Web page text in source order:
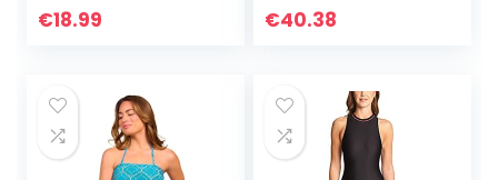
€18.99
badmode,
(neopreenvrij)
€40.38